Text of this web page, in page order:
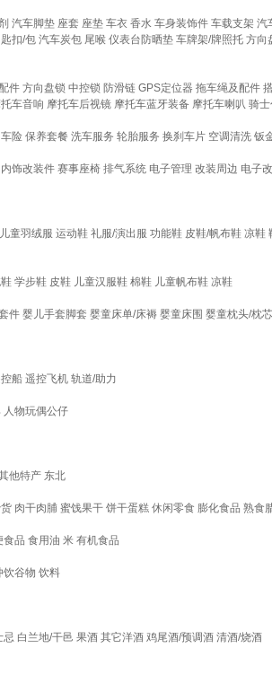
汽车脚垫 座套 座垫 车衣 香水 车身装饰件 车载支架 汽
扣/包 汽车炭包 尾喉 仪表台防晒垫 车牌架/牌照托 方向
件 方向盘锁 中控锁 防滑链 GPS定位器 拖车绳及配件
车音响 摩托车后视镜 摩托车蓝牙装备 摩托车喇叭 骑
车险 保养套餐 洗车服务 轮胎服务 换刹车片 空调清洗 钣
内饰改装件 赛事座椅 排气系统 电子管理 改装周边 电子
儿童羽绒服 运动鞋 礼服/演出服 功能鞋 皮鞋/帆布鞋 凉鞋
学步鞋 皮鞋 儿童汉服鞋 棉鞋 儿童帆布鞋 凉鞋
件 婴儿手套脚套 婴童床单/床褥 婴童床围 婴童枕头/枕
船 遥控飞机 轨道/助力
人物玩偶公仔
他特产 东北
肉干肉脯 蜜饯果干 饼干蛋糕 休闲零食 膨化食品 熟食
食品 食用油 米 有机食品
饮谷物 饮料
忌 白兰地/干邑 果酒 其它洋酒 鸡尾酒/预调酒 清酒/烧酒